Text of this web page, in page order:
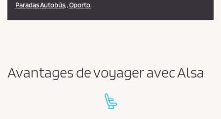
Paradas Autobús, , Oporto.
Avantages de voyager avec Alsa